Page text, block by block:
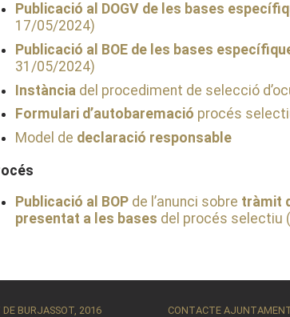
Publicació al DOGV de les bases
17/05/2024)
Publicació al BOE de les bases
31/05/2024)
Instància del procediment de selecció
Formulari d’autobaremació procés
Model de declaració responsable
Publicació al BOPde l’anunci sobre tràmit
presentat a les bases del procés selectiu
BURJASSOT, 2016 CONTACTE